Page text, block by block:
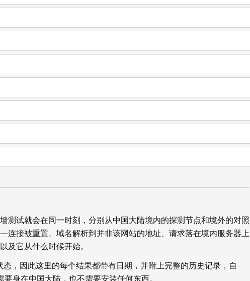
测试就会在同一时刻，分别从中国大陆境内的探测节点和境外的对照
接被重置、域名解析到并非该网站的地址、请求落在境内服务器上
它从什么时候开始。
，因此这里的每个结果都带有日期，并附上完整的历史记录，自
身在中国大陆，也不需要安装任何东西。